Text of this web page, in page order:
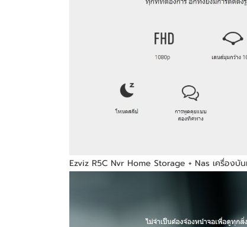
Ezviz R5C Nvr Home Storage + Nas เครื่อง